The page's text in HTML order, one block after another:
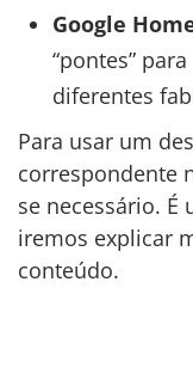
Google
“pontes”
diferentes
Para usar um
correspondente
se necessário.
iremos explicar
conteúdo.